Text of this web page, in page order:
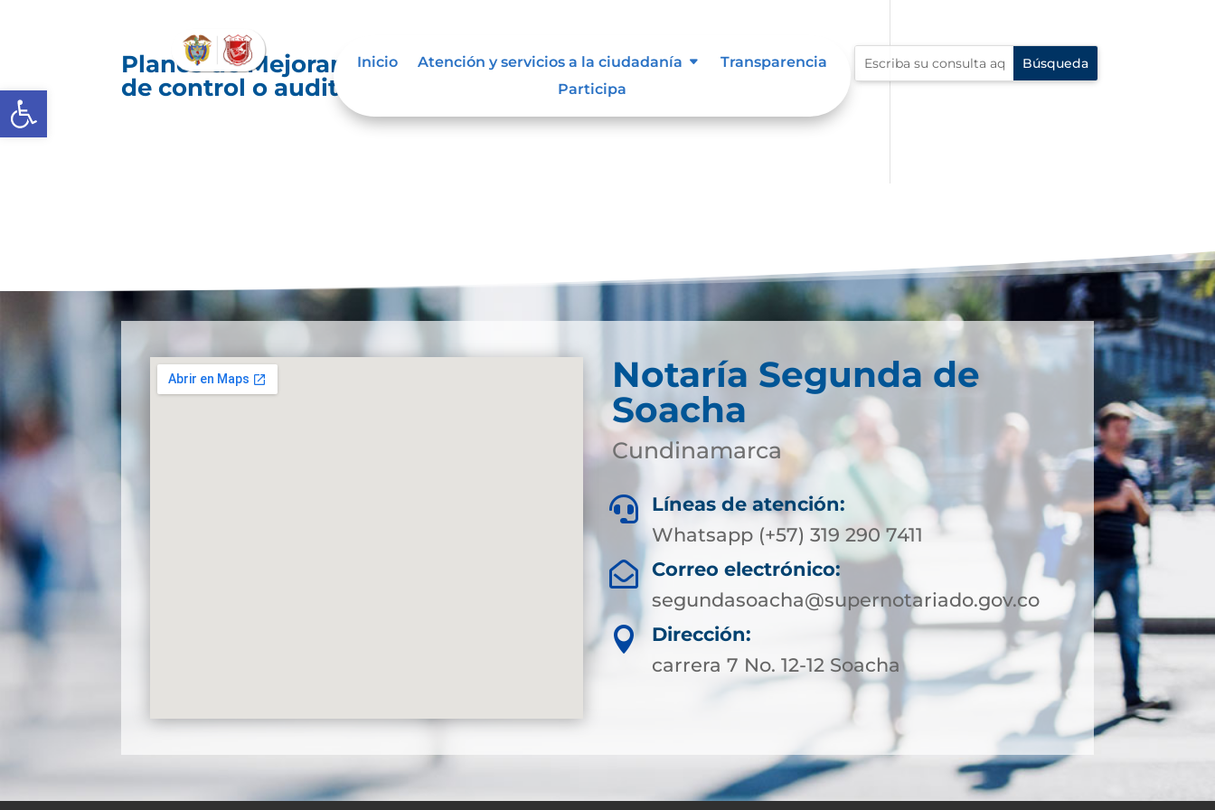
Abrir barra de herramientas
Inicio Atención y servicios a la ciudadanía
Transparencia
Participa
Planes de Mejoramiento vigentes exigidos por los entes
de control o auditoría externos o internos.
Notaría Segunda de
Soacha
Cundinamarca

Líneas de atención:
Whatsapp (+57) 319 290 7411

Correo electrónico:
segundasoacha@supernotariado.gov.co

Dirección:
carrera 7 No. 12-12 Soacha